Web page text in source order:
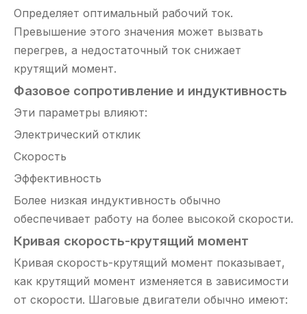
Определяет оптимальный рабочий ток.
Превышение этого значения может вызвать
перегрев, а недостаточный ток снижает
крутящий момент.
Фазовое сопротивление и индуктивность
Эти параметры влияют:
Электрический отклик
Скорость
Эффективность
Более низкая индуктивность обычно
обеспечивает работу на более высокой скорости.
Кривая скорость-крутящий момент
Кривая скорость-крутящий момент показывает,
как крутящий момент изменяется в зависимости
от скорости. Шаговые двигатели обычно имеют: